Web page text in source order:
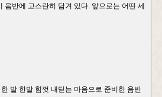
반에 고스란히 담겨 있다. 앞으로는 어떤 세
발 한발 힘껏 내딛는 마음으로 준비한 음반